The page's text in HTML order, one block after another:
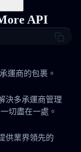
API
運商的包裹。
決多承運商管理
切盡在一處。
供業界領先的